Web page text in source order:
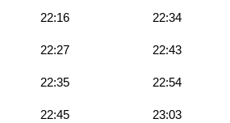
22:16 22:34
22:27 22:43
22:35 22:54
22:45 23:03